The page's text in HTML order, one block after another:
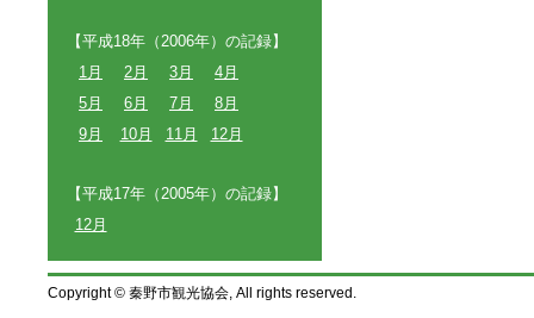
【平成18年（2006年）の記録】
1月
2月 3月
4月
5月
6月 7月
8月
9月
10月 11月 12月
【平成17年（2005年）の記録】
12月
Copyright © 秦野市観光協会, All rights reserved.